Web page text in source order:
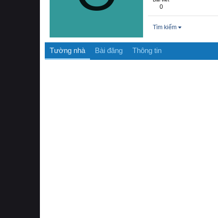
0
Tìm kiếm
Tường nhà Bài đăng Thông tin